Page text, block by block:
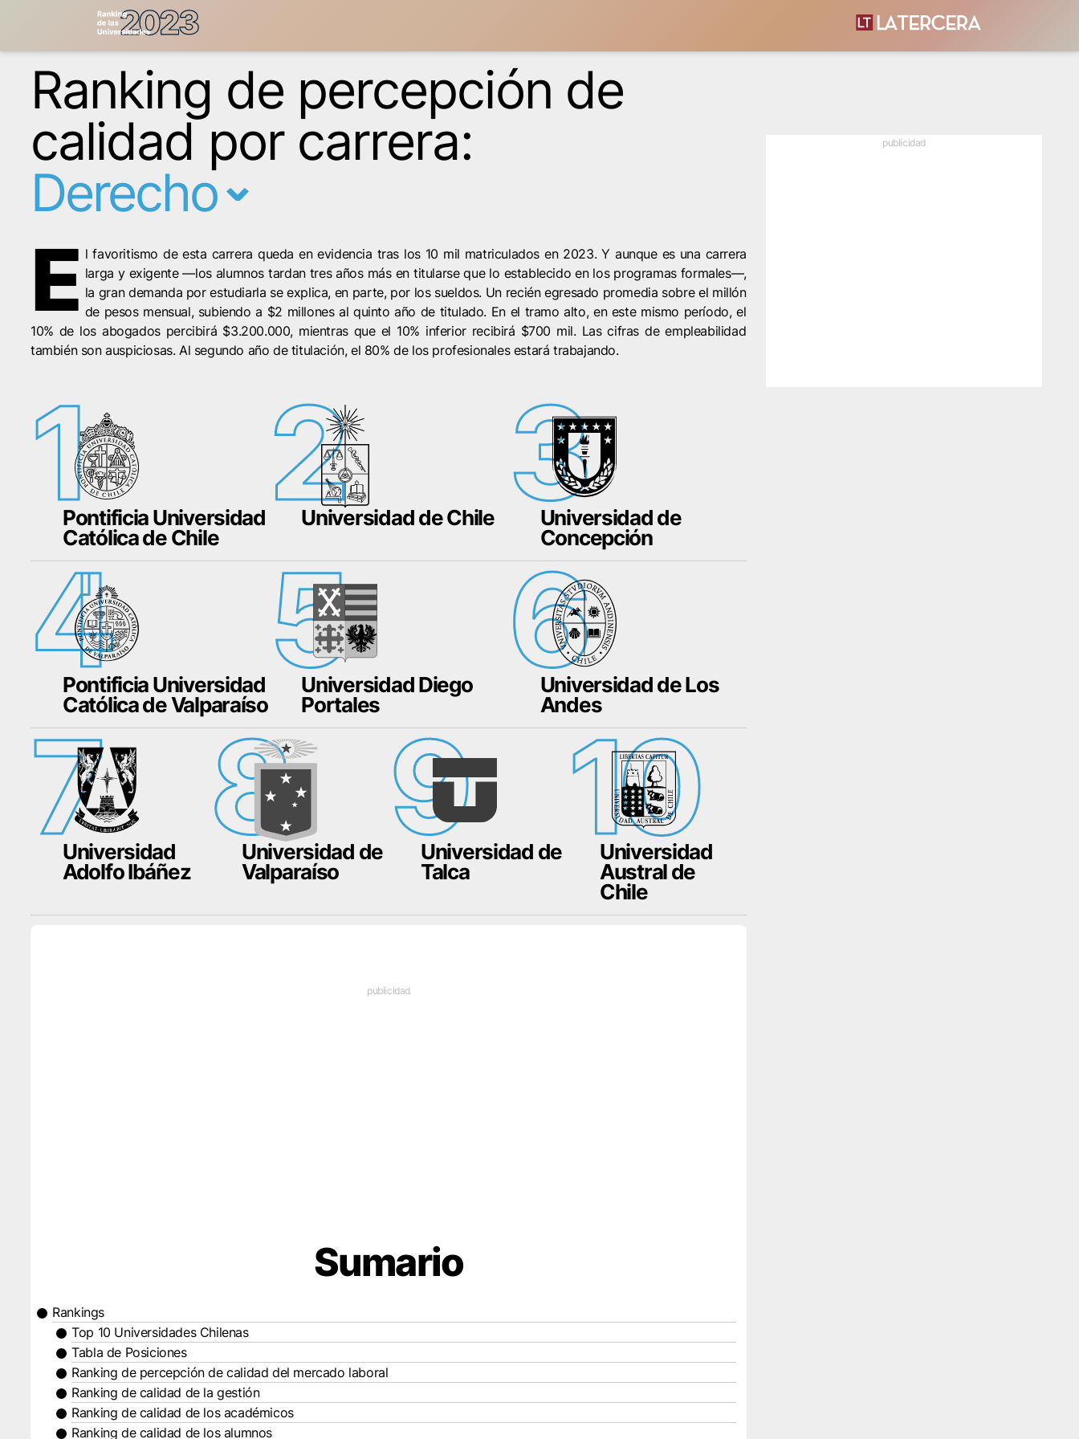
Ranking de percepción de
calidad por carrera:
Derecho
E l favoritismo de esta carrera queda en evidencia tras los 10 mil matriculados en 2023. Y aunque es una carrera
larga y exigente —los alumnos tardan tres años más en titularse que lo establecido en los programas formales—,
la gran demanda por estudiarla se explica, en parte, por los sueldos. Un recién egresado promedia sobre el millón
de pesos mensual, subiendo a $2 millones al quinto año de titulado. En el tramo alto, en este mismo período, el
10% de los abogados percibirá $3.200.000, mientras que el 10% inferior recibirá $700 mil. Las cifras de empleabilidad
también son auspiciosas. Al segundo año de titulación, el 80% de los profesionales estará trabajando.
1Pontificia Universidad
Católica de Chile
2
Universidad de Chile 3
Universidad de
Concepción
4
Pontificia Universidad
Católica de Valparaíso
5
Universidad Diego
Portales
6
Universidad de Los
Andes
7Universidad
Adolfo Ibáñez
8
Universidad de
Valparaíso
9
Universidad de
Talca
10
Universidad
Austral de
Chile
publicidad
Sumario
Rankings
Top 10 Universidades Chilenas
Tabla de Posiciones
Ranking de percepción de calidad del mercado laboral
Ranking de calidad de la gestión
Ranking de calidad de los académicos
Ranking de calidad de los alumnos
publicidad